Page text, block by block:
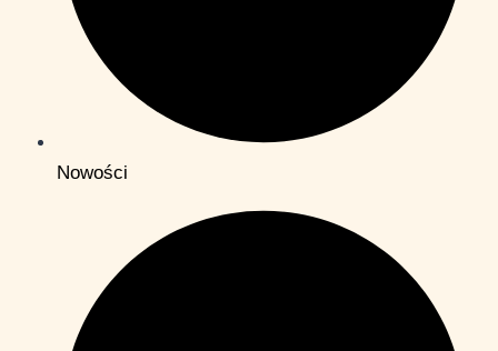
Nowości